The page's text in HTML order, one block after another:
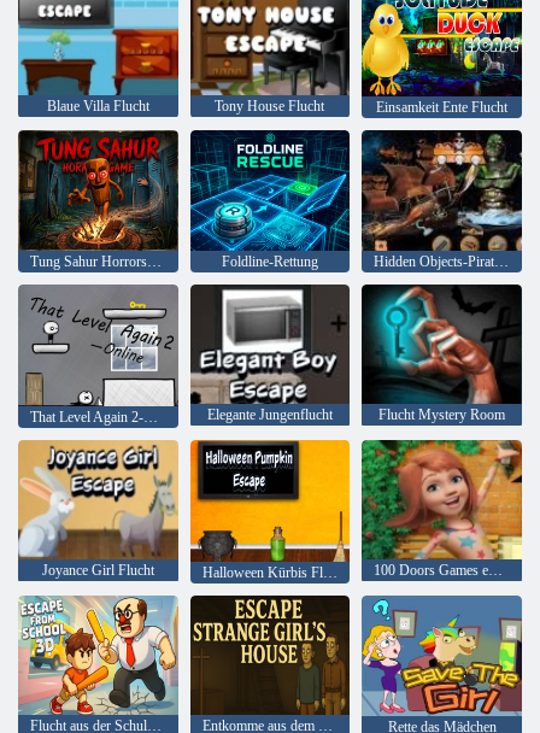
Blaue Villa Flucht Tony House Flucht Einsamkeit Ente Flucht
Tung Sahur Horrorspiel Foldline-Rettung Hidden Objects-Piraten-Schatz
Elegante Jungenflucht Flucht Mystery Room
Joyance Girl Flucht Halloween Kürbis Flucht 100 Doors Games entkommen aus der Schule
Flucht aus der Schule 3D Entkomme aus dem Haus eines seltsamen Mädchens Rette das Mädchen